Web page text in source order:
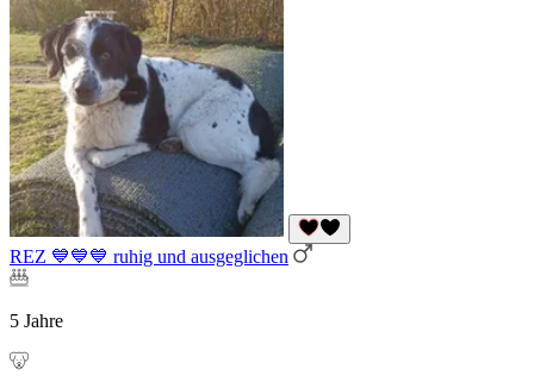
REZ 💙💙💙 ruhig und ausgeglichen
5 Jahre